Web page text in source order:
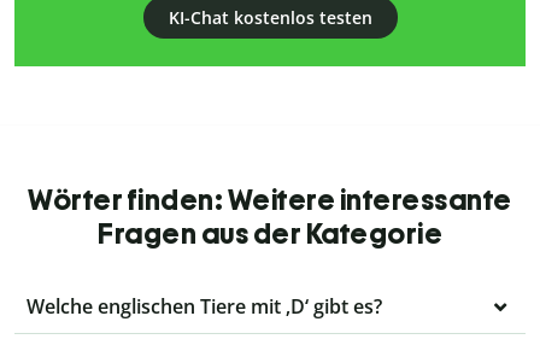
KI-Chat kostenlos testen
Wörter finden: Weitere interessante
Fragen aus der Kategorie
Welche englischen Tiere mit ‚D‘ gibt es?